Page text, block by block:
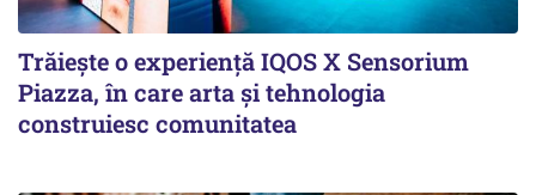
Trăiește o experiență IQOS X Sensorium
Piazza, în care arta și tehnologia
construiesc comunitatea